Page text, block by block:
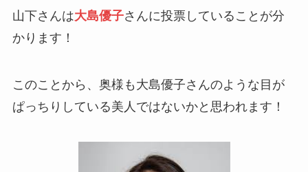
山下さんは大島優子さんに投票していることが分
かります！
このことから、奥様も大島優子さんのような目が
ぱっちりしている美人ではないかと思われます！